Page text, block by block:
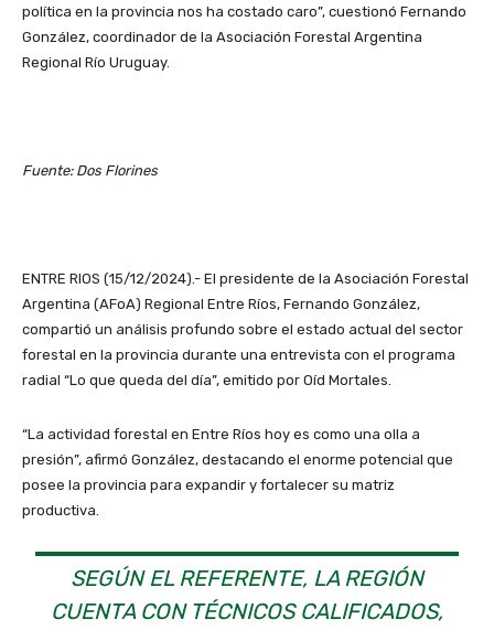
política en la provincia nos ha costado caro”, cuestionó Fernando
González, coordinador de la Asociación Forestal Argentina
Regional Río Uruguay.
Fuente: Dos Florines
ENTRE RIOS (15/12/2024).- El presidente de la Asociación Forestal
Argentina (AFoA) Regional Entre Ríos, Fernando González,
compartió un análisis profundo sobre el estado actual del sector
forestal en la provincia durante una entrevista con el programa
radial “Lo que queda del día”, emitido por Oíd Mortales.
“La actividad forestal en Entre Ríos hoy es como una olla a
presión”, afirmó González, destacando el enorme potencial que
posee la provincia para expandir y fortalecer su matriz
productiva.
SEGÚN EL REFERENTE, LA REGIÓN
CUENTA CON TÉCNICOS CALIFICADOS,